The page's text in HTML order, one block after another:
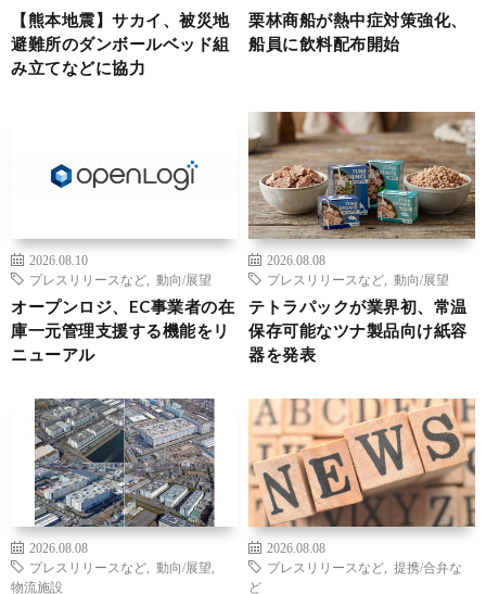
【熊本地震】サカイ、被災地
避難所のダンボールベッド組
み立てなどに協力
栗林商船が熱中症対策強化、
船員に飲料配布開始
2026.08.10
プレスリリースなど
動向/展望
オープンロジ、EC事業者の在
庫一元管理支援する機能をリ
ニューアル
2026.08.08
プレスリリースなど
動向/展望
テトラパックが業界初、常温
保存可能なツナ製品向け紙容
器を発表
2026.08.08
プレスリリースなど
動向/展望
物流施設
2026.08.08
プレスリリースなど
提携/合弁な
ど